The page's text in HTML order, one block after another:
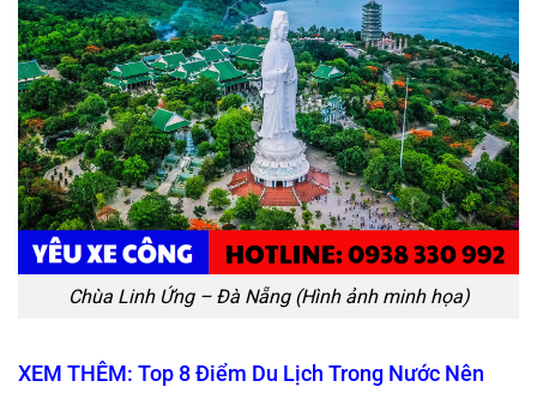
Chùa Linh Ứng – Đà Nẵng (Hình ảnh minh họa)
XEM THÊM: Top 8 Điểm Du Lịch Trong Nước Nên